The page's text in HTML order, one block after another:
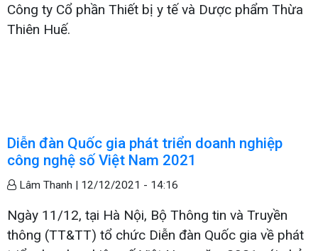
Công ty Cổ phần Thiết bị y tế và Dược phẩm Thừa
Thiên Huế.
Diễn đàn Quốc gia phát triển doanh nghiệp
công nghệ số Việt Nam 2021
Lâm Thanh | 12/12/2021 - 14:16
Ngày 11/12, tại Hà Nội, Bộ Thông tin và Truyền
thông (TT&TT) tổ chức Diễn đàn Quốc gia về phát